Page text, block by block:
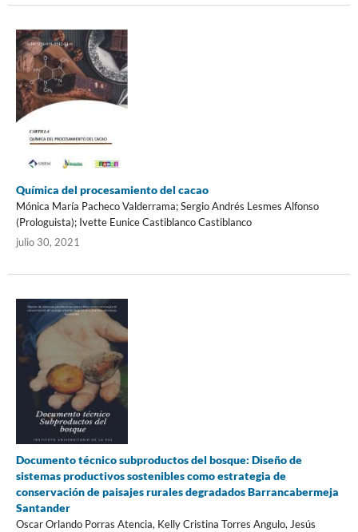
Química del procesamiento del cacao
Mónica María Pacheco Valderrama; Sergio Andrés Lesmes Alfonso
(Prologuista); Ivette Eunice Castiblanco Castiblanco
julio 30, 2021
Documento técnico subproductos del bosque: Diseño de
sistemas productivos sostenibles como estrategia de
conservación de paisajes rurales degradados Barrancabermeja
Santander
Oscar Orlando Porras Atencia, Kelly Cristina Torres Angulo, Jesús